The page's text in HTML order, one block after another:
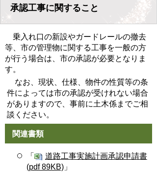
承認工事に関すること
乗入れ口の新設やガードレールの撤去
等、市の管理物に関する工事を一般の方
が行う場合は、市の承認が必要となりま
す。
なお、現状、仕様、物件の性質等の条
件によっては市の承認が受けれない場合
がありますので、事前に土木係までご相
談ください。
関連書類
「
道路工事実施計画承認申請書
(pdf 89KB)」